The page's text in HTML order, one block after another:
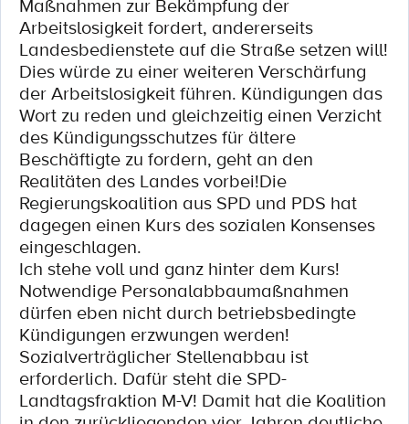
Maßnahmen zur Bekämpfung der
Arbeitslosigkeit fordert, andererseits
Landesbedienstete auf die Straße setzen will!
Dies würde zu einer weiteren Verschärfung
der Arbeitslosigkeit führen. Kündigungen das
Wort zu reden und gleichzeitig einen Verzicht
des Kündigungsschutzes für ältere
Beschäftigte zu fordern, geht an den
Realitäten des Landes vorbei!Die
Regierungskoalition aus SPD und PDS hat
dagegen einen Kurs des sozialen Konsenses
eingeschlagen.
Ich stehe voll und ganz hinter dem Kurs!
Notwendige Personalabbaumaßnahmen
dürfen eben nicht durch betriebsbedingte
Kündigungen erzwungen werden!
Sozialverträglicher Stellenabbau ist
erforderlich. Dafür steht die SPD-
Landtagsfraktion M-V! Damit hat die Koalition